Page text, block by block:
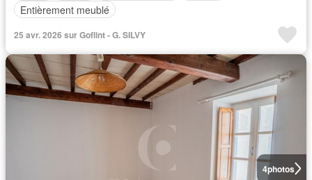
Entièrement meublé
25 avr. 2026 sur Goflint - G. SILVY
4photos